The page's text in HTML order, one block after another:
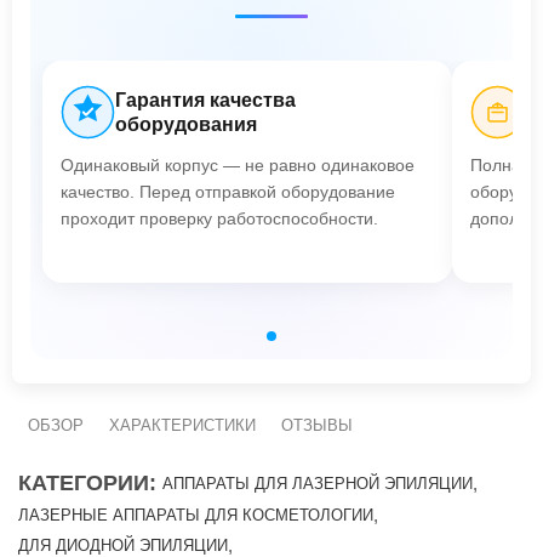
Гарантия качества
оборудования
Одинаковый корпус — не равно одинаковое
качество. Перед отправкой оборудование
проходит проверку работоспособности.
Полная
ОБЗОР ХАРАКТЕРИСТИКИ ОТЗЫВЫ
КАТЕГОРИИ: АППАРАТЫ ДЛЯ ЛАЗЕРНОЙ ЭПИЛЯЦИИ,
ЛАЗЕРНЫЕ АППАРАТЫ ДЛЯ КОСМЕТОЛОГИИ,
ДЛЯ ДИОДНОЙ ЭПИЛЯЦИИ,